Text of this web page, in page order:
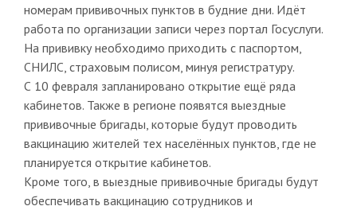
номерам прививочных пунктов в будние дни. Идёт
работа по организации записи через портал Госуслуги.
На прививку необходимо приходить с паспортом,
СНИЛС, страховым полисом, минуя регистратуру.
С 10 февраля запланировано открытие ещё ряда
кабинетов. Также в регионе появятся выездные
прививочные бригады, которые будут проводить
вакцинацию жителей тех населённых пунктов, где не
планируется открытие кабинетов.
Кроме того, в выездные прививочные бригады будут
обеспечивать вакцинацию сотрудников и